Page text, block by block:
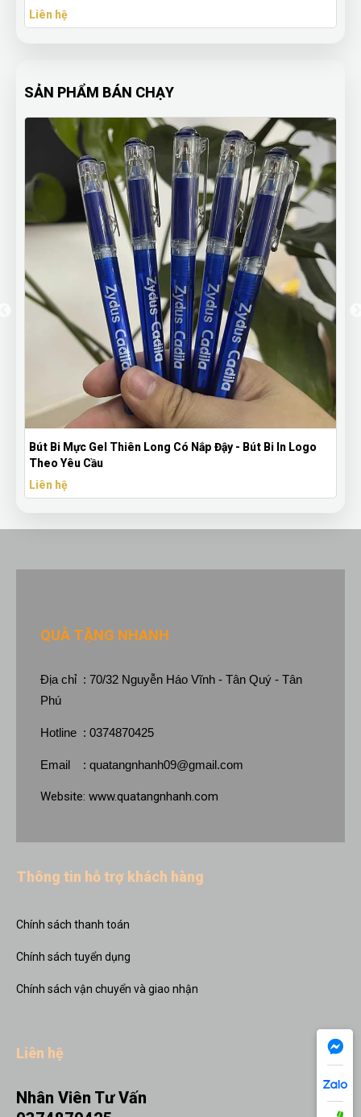
Liên hệ
SẢN PHẨM BÁN CHẠY
Bút Bi Mực Gel Thiên Long Có Nắp Đậy - Bút Bi In Logo
Theo Yêu Cầu
Liên hệ
QUÀ TẶNG NHANH
Địa chỉ : 70/32 Nguyễn Háo Vĩnh - Tân Quý - Tân
Phú
Hotline : 0374870425
Email : quatangnhanh09@gmail.com
Website: www.quatangnhanh.com
Thông tin hỗ trợ khách hàng
Chính sách thanh toán
Chính sách tuyển dụng
Chính sách vận chuyển và giao nhận
Liên hệ
Nhân Viên Tư Vấn